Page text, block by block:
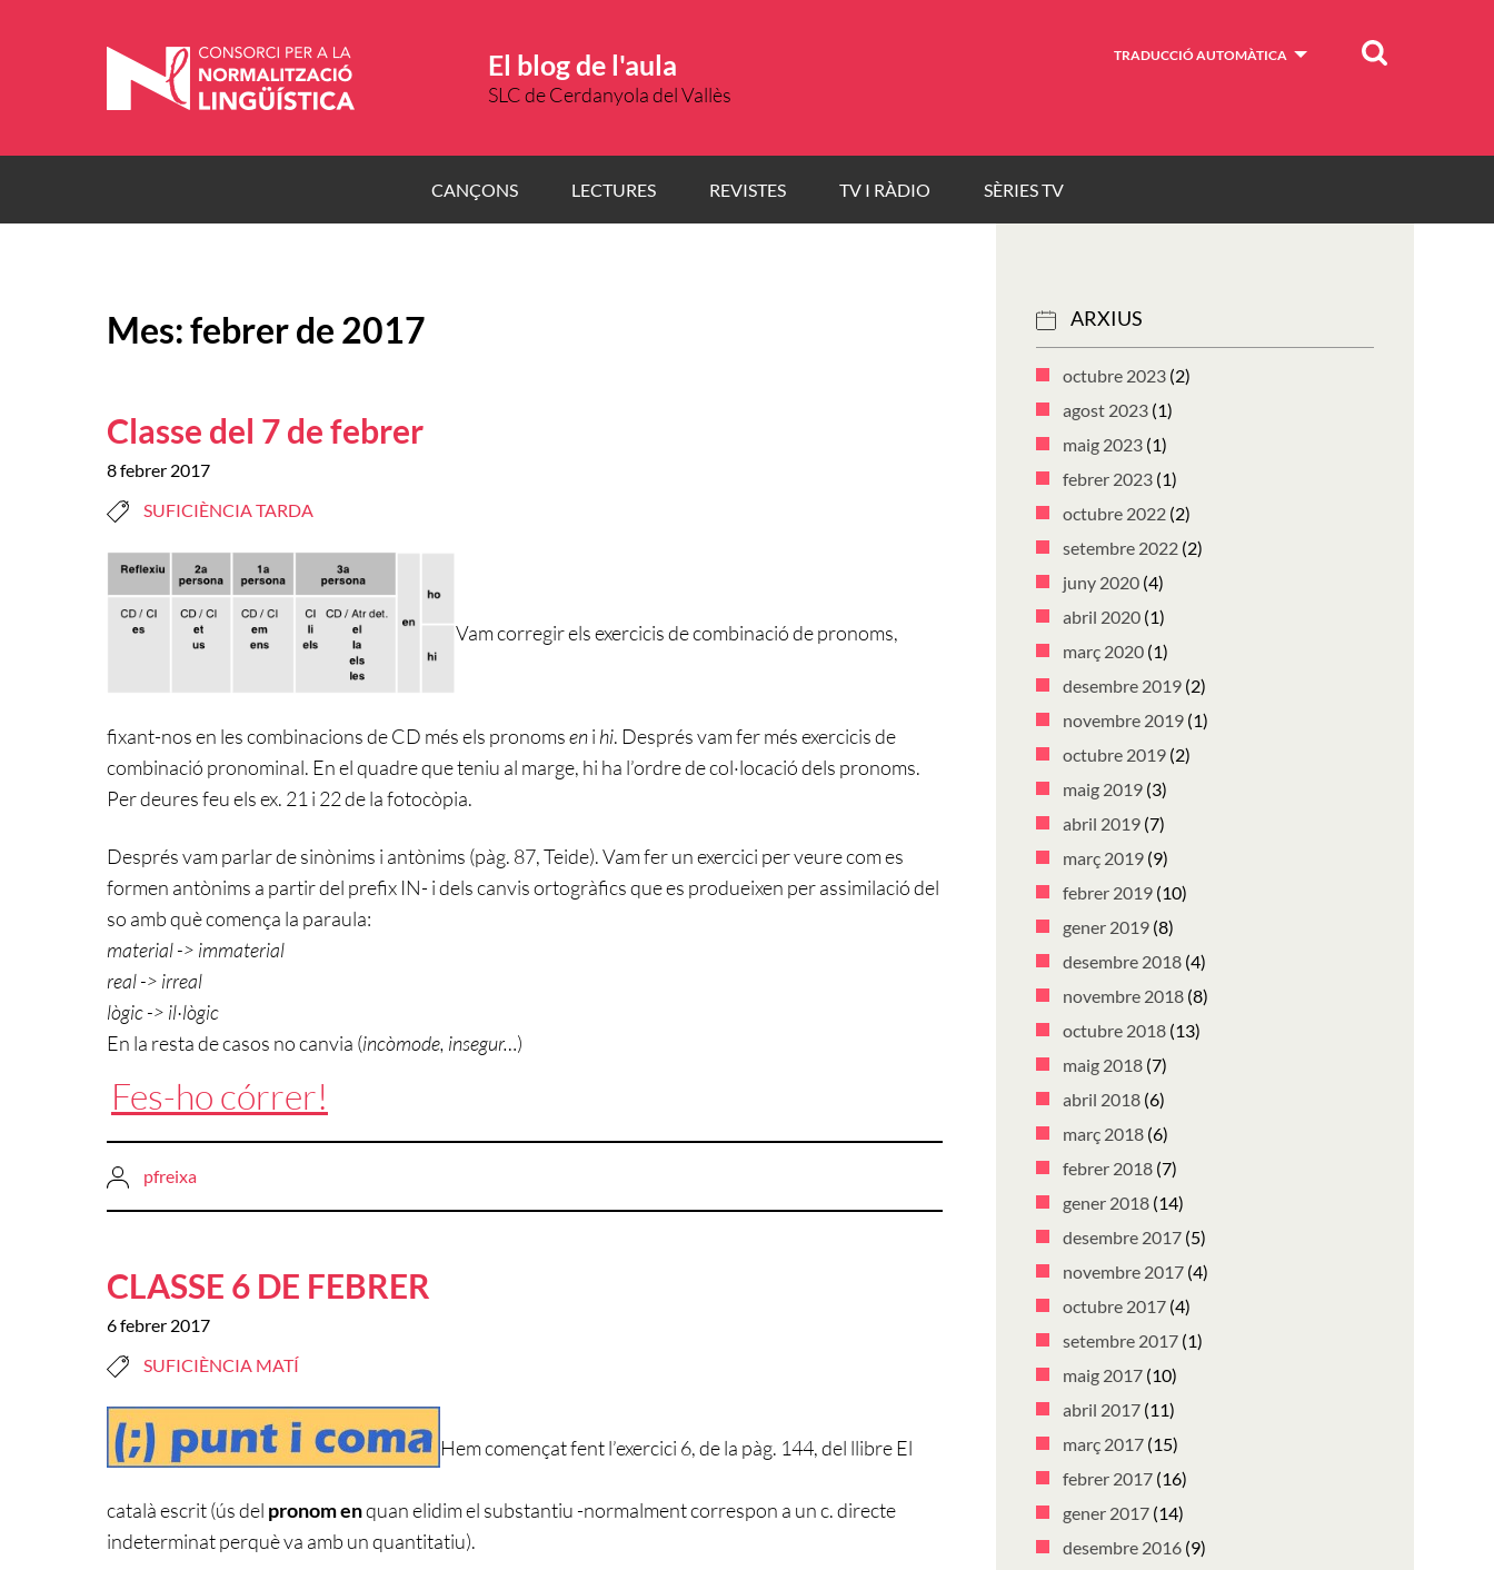
El blog de l'aula
SLC de Cerdanyola del Vallès
TRADUCCIÓ AUTOMÀTICA Cercar
CANÇONS LECTURES REVISTES TV I RÀDIO SÈRIES TV
Mes:febrer de 2017
Classe del 7 de febrer
8 febrer 2017
SUFICIÈNCIA TARDA
Vam corregir els exercicis de combinació de pronoms,
fixant-nos en les combinacions de CD més els pronomseni hi. Després vam fer més exercicis de
combinació pronominal. En el quadre que teniu al marge, hi ha l’ordre de col·locació dels pronoms.
Per deures feu els ex. 21 i 22 de la fotocòpia.
Després vam parlar de sinònims i antònims (pàg. 87, Teide). Vam fer un exercici per veure com es
formen antònims a partir del prefix IN- i dels canvis ortogràfics que es produeixen per assimilació del
so amb què comença la paraula:
material -> immaterial
real -> irreal
lògic -> il·lògic
En la resta de casos no canvia (incòmode, insegur…)
Fes-ho córrer!
pfreixa
CLASSE 6 DE FEBRER
6 febrer 2017
SUFICIÈNCIA MATÍ
Hem començat fent l’exercici 6, de la pàg. 144, del llibre El
català escrit (ús del pronom enquan elidim el substantiu -normalment correspon a un c. directe
indeterminat perquè va amb un quantitatiu).
ARXIUS
octubre 2023 (2)
agost 2023 (1)
maig 2023 (1)
febrer 2023 (1)
octubre 2022 (2)
setembre 2022 (2)
juny 2020 (4)
abril 2020 (1)
març 2020 (1)
desembre 2019 (2)
novembre 2019 (1)
octubre 2019 (2)
maig 2019 (3)
abril 2019 (7)
març 2019 (9)
febrer 2019 (10)
gener 2019 (8)
desembre 2018 (4)
novembre 2018 (8)
octubre 2018 (13)
maig 2018 (7)
abril 2018 (6)
març 2018 (6)
febrer 2018 (7)
gener 2018 (14)
desembre 2017 (5)
novembre 2017 (4)
octubre 2017 (4)
setembre 2017 (1)
maig 2017 (10)
abril 2017 (11)
març 2017 (15)
febrer 2017 (16)
gener 2017 (14)
desembre 2016 (9)